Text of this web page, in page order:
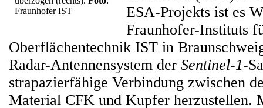
Fraunhofer IST
ESA-Projekts ist es
Fraunhofer-Instituts
Oberflächentechnik IST in
Radar-Antennensystem der Sentinel-1-
strapazierfähige Verbindung zwischen
Material CFK und Kupfer herzustellen.